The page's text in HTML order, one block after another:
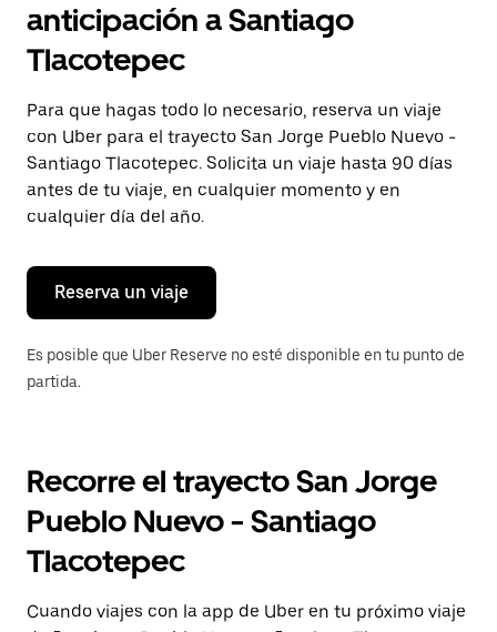
y
selecciona
una
Presiona
la
tecla Esc
para
cerrar
el
calendario.
anticipación a Santiago
Tlacotepec
Para que hagas todo lo necesario, reserva un viaje
con Uber para el trayecto San Jorge Pueblo Nuevo -
Santiago Tlacotepec. Solicita un viaje hasta 90 días
antes de tu viaje, en cualquier momento y en
cualquier día del año.
Reserva un viaje
Es posible que Uber Reserve no esté disponible en tu punto de
partida.
Recorre el trayecto San Jorge
Pueblo Nuevo - Santiago
Tlacotepec
Cuando viajes con la app de Uber en tu próximo viaje